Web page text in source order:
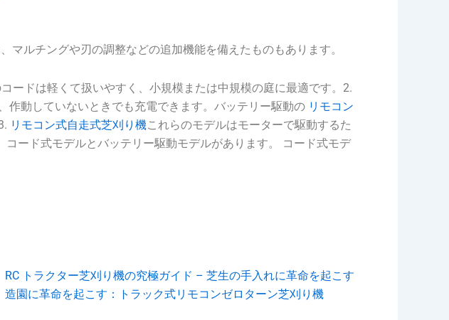
マルチングや刃の調整などの追加機能を備えたものもあります。
ードは軽くて扱いやすく、小規模または中規模の庭に最適です。2.
作動していないときでも充電できます。バッテリー駆動の リモコン
リモコン式自走式芝刈り機これらのモデルはモーターで駆動するた
ード式モデルとバッテリー駆動モデルがあります。
コード式モデ
RC トラクター芝刈り機の究極ガイド – 芝生の手入れに革命を起こす
造園に革命を起こす：トラック式リモコンゼロターン芝刈り機